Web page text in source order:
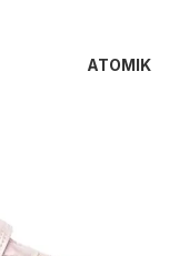
ATOMIK